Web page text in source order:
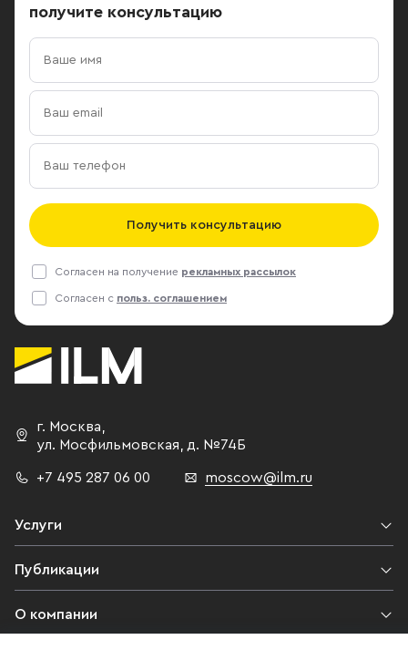
получите консультацию
Получить консультацию
Согласен на получение рекламных рассылок
Согласен с польз. соглашением
г. Москва
ул. Мосфильмовская,
д. №74Б
+7 495 287 06 00 moscow@ilm.ru
Услуги
Публикации
О компании